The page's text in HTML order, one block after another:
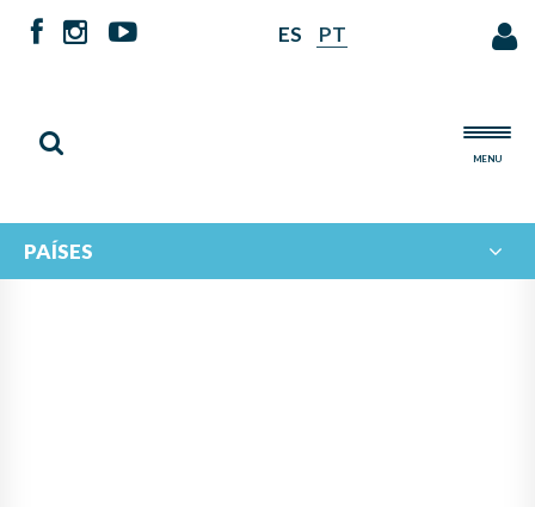
ES PT
MENU
PAÍSES